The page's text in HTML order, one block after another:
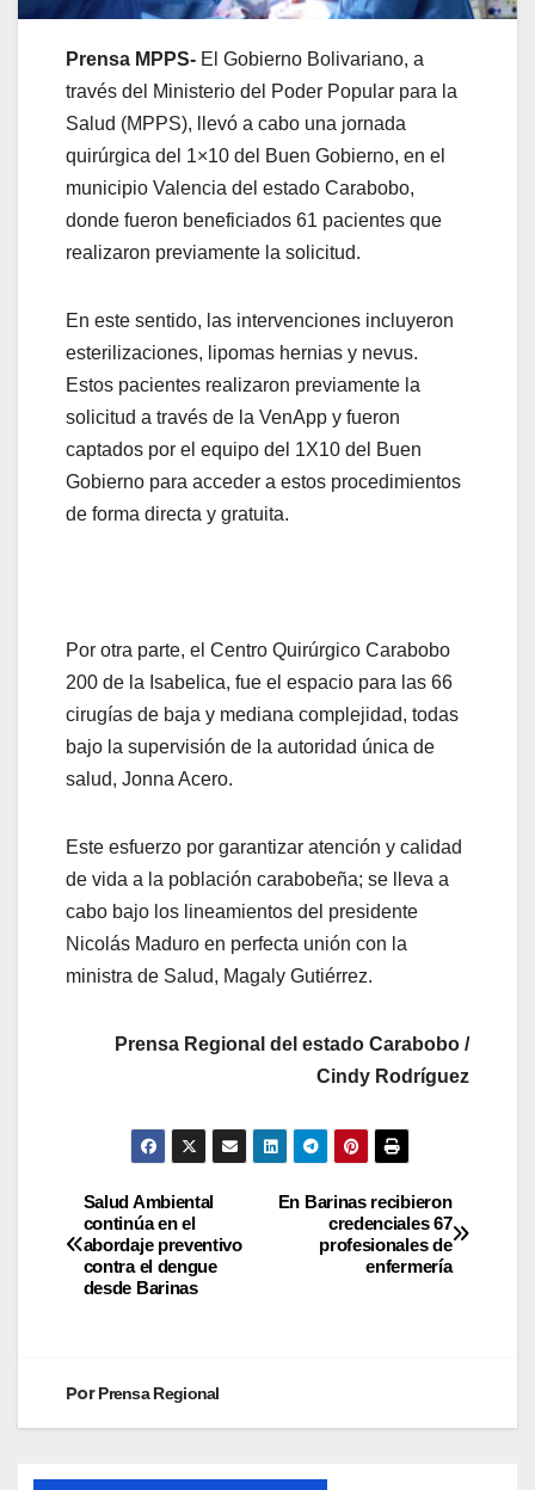
Prensa MPPS- El Gobierno Bolivariano, a
través del Ministerio del Poder Popular para la
Salud (MPPS), llevó a cabo una jornada
quirúrgica del 1×10 del Buen Gobierno, en el
municipio Valencia del estado Carabobo,
donde fueron beneficiados 61 pacientes que
realizaron previamente la solicitud.
En este sentido, las intervenciones incluyeron
esterilizaciones, lipomas hernias y nevus.
Estos pacientes realizaron previamente la
solicitud a través de la VenApp y fueron
captados por el equipo del 1X10 del Buen
Gobierno para acceder a estos procedimientos
de forma directa y gratuita.
Por otra parte, el Centro Quirúrgico Carabobo
200 de la Isabelica, fue el espacio para las 66
cirugías de baja y mediana complejidad, todas
bajo la supervisión de la autoridad única de
salud, Jonna Acero.
Este esfuerzo por garantizar atención y calidad
de vida a la población carabobeña; se lleva a
cabo bajo los lineamientos del presidente
Nicolás Maduro en perfecta unión con la
ministra de Salud, Magaly Gutiérrez.
Prensa Regional del estado Carabobo /
Cindy Rodríguez
En Barinas recibieron
credenciales 67
profesionales de
enfermería
Salud Ambiental
continúa en el
abordaje preventivo
contra el dengue
desde Barinas
PorPrensa Regional